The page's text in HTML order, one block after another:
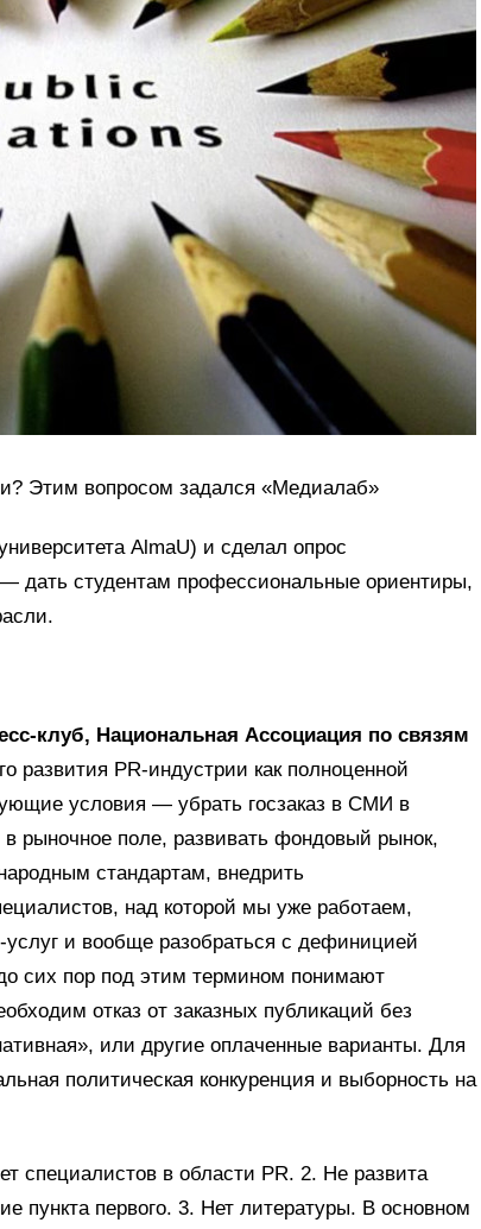
Этим вопросом задался «Медиалаб»
AlmaU) и сделал опрос
дать студентам профессиональные ориентиры,
клуб, Национальная Ассоциация по связям
развития PR-индустрии как полноценной
условия — убрать госзаказ в СМИ в
поле, развивать фондовый рынок,
стандартам, внедрить
над которой мы уже работаем,
услуг и вообще разобраться с дефиницией
сих пор под этим термином понимают
отказ от заказных публикаций без
или другие оплаченные варианты. Для
политическая конкуренция и выборность на
специалистов в области PR. 2. Не развита
пункта первого. 3. Нет литературы. В основном